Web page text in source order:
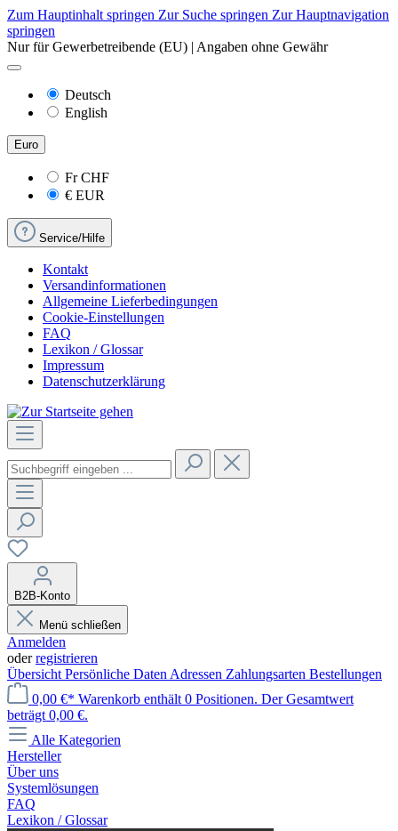
Zum Hauptinhalt springen Zur Suche springen Zur Hauptnavigation
springen
Nur für Gewerbetreibende (EU) | Angaben ohne Gewähr
Deutsch
English
Euro
FrCHF
€ EUR
Service/Hilfe
Kontakt
Versandinformationen
Allgemeine Lieferbedingungen
Cookie-Einstellungen
FAQ
Lexikon / Glossar
Impressum
Datenschutzerklärung
B2B-Konto
Menü schließen
Anmelden
oderregistrieren
Übersicht Persönliche Daten Adressen Zahlungsarten Bestellungen
0,00 €* Warenkorb enthält 0 Positionen. Der Gesamtwert
beträgt 0,00 €.
Alle Kategorien
Hersteller
Über uns
Systemlösungen
FAQ
Lexikon / Glossar